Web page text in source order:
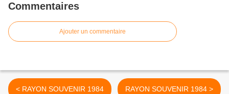
Commentaires
Ajouter un commentaire
< RAYON SOUVENIR 1984 RAYON SOUVENIR 1984 >